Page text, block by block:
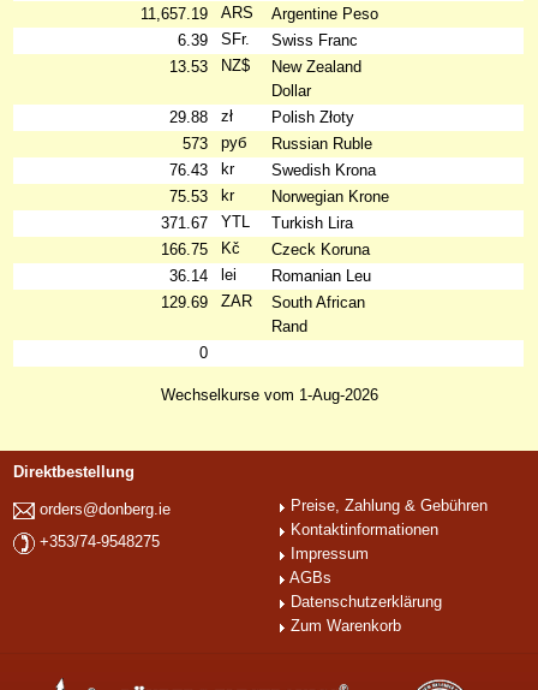
11,657.19
ARS
Argentine Peso
6.39
SFr.
Swiss Franc
13.53
NZ$
New Zealand
Dollar
29.88
zł
Polish Złoty
573
руб
Russian Ruble
76.43
kr
Swedish Krona
75.53
kr
Norwegian Krone
371.67
YTL
Turkish Lira
166.75
Kč
Czeck Koruna
36.14
lei
Romanian Leu
129.69
ZAR
South African
Rand
0
Wechselkurse vom 1-Aug-2026
Direktbestellung
orders@donberg.ie
+353/74-9548275
Preise, Zahlung & Gebühren
Kontaktinformationen
Impressum
AGBs
Datenschutzerklärung
Zum Warenkorb